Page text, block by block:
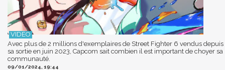
Avec plus de 2 millions d'exemplaires de Street Fighter 6 vendus depuis
sa sortie en juin 2023, Capcom sait combien il est important de choyer sa
communauté.
09/01/2024, 19:44